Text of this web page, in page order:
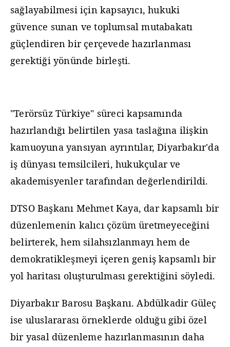
sağlayabilmesi için kapsayıcı, hukuki
güvence sunan ve toplumsal mutabakatı
güçlendiren bir çerçevede hazırlanması
gerektiği yönünde birleşti.
"Terörsüz Türkiye" süreci kapsamında
hazırlandığı belirtilen yasa taslağına ilişkin
kamuoyuna yansıyan ayrıntılar, Diyarbakır'da
iş dünyası temsilcileri, hukukçular ve
akademisyenler tarafından değerlendirildi.
DTSO Başkanı Mehmet Kaya, dar kapsamlı bir
düzenlemenin kalıcı çözüm üretmeyeceğini
belirterek, hem silahsızlanmayı hem de
demokratikleşmeyi içeren geniş kapsamlı bir
yol haritası oluşturulması gerektiğini söyledi.
Diyarbakır Barosu Başkanı. Abdülkadir Güleç
ise uluslararası örneklerde olduğu gibi özel
bir yasal düzenleme hazırlanmasının daha